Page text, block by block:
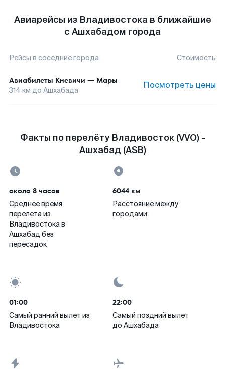
Авиарейсы из Владивостока в ближайшие
с Ашхабадом города
Рейсы в соседние города Стоимость
Авиабилеты Кневичи — Мары
314 км до Ашхабада Посмотреть цены
Факты по перелёту Владивосток (VVO) -
Ашхабад (ASB)
около 8 часов
Среднее время
перелета из
Владивостока в
Ашхабад без
пересадок
6044 км
Расстояние между
городами
01:00
Самый ранний вылет из
Владивостока
22:00
Самый поздний вылет
до Ашхабада